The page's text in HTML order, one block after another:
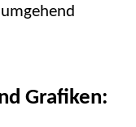
Grafiken: